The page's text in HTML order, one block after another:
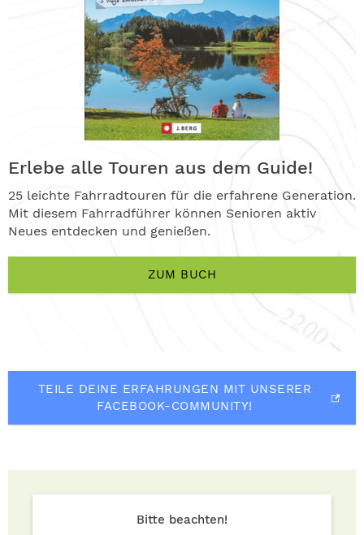
Erlebe alle Touren aus dem Guide!
25 leichte Fahrradtouren für die erfahrene Generation.
Mit diesem Fahrradführer können Senioren aktiv
Neues entdecken und genießen.
ZUM BUCH
TEILE DEINE ERFAHRUNGEN MIT UNSERER
FACEBOOK-COMMUNITY!
Bitte beachten!